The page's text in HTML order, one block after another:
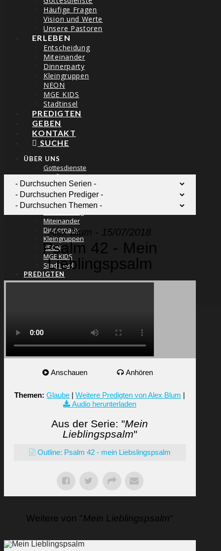
Häufige Fragen
Vision und Werte
Unsere Pastoren
ERLEBEN
Entscheidung
Miteinander
Dinnerparty
Kleingruppen
NEON
MGE KIDS
Stadtinsel
PREDIGTEN
GEBEN
KONTAKT
SUCHE
ÜBER UNS
Gottesdienste
Häufige Fragen
Vision und Werte
Unsere Pastoren
ERLEBEN
Miteinander
Dinnerparty
Kleingruppen
NEON
MGE KIDS
Stadtinsel
PREDIGTEN
GEBEN
THE BLOG
PSALM 92 – MEIN LIEBLINGSPSALM
dirkgorisch 30/07/2018
Alex Blum - 15/07/2018
Psalm 42 - Mein
Lieblingspsalm
Anschauen Anhören
Themen: Glaube |Weitere Predigten von Alex Blum |
Audio herunterladen
Aus der Serie: "Mein
Lieblingspsalm"
Outline: Psalm 42 - mein Liebslingspsalm
Weitere von "Mein Lieblingspsalm"